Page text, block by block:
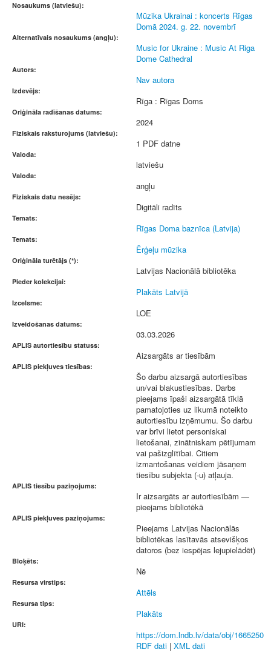
Nosaukums (latviešu):
Mūzika Ukrainai : koncerts Rīgas
Domā 2024. g. 22. novembrī
Alternatīvais nosaukums (angļu):
Music for Ukraine : Music At Riga
Dome Cathedral
Autors:
Nav autora
Izdevējs:
Rīga : Rīgas Doms
Oriģināla radīšanas datums:
2024
Fiziskais raksturojums (latviešu):
1 PDF datne
Valoda:
latviešu
Valoda:
angļu
Fiziskais datu nesējs:
Digitāli radīts
Temats:
Rīgas Doma baznīca (Latvija)
Temats:
Ērģeļu mūzika
Oriģināla turētājs (*):
Latvijas Nacionālā bibliotēka
Pieder kolekcijai:
Plakāts Latvijā
Izcelsme:
LOE
Izveidošanas datums:
03.03.2026
APLIS autortiesību statuss:
Aizsargāts ar tiesībām
APLIS piekļuves tiesības:
Šo darbu aizsargā autortiesības
un/vai blakustiesības. Darbs
pieejams īpaši aizsargātā tīklā
pamatojoties uz likumā noteikto
autortiesību izņēmumu. Šo darbu
var brīvi lietot personiskai
lietošanai, zinātniskam pētījumam
vai pašizglītībai. Citiem
izmantošanas veidiem jāsaņem
tiesību subjekta (-u) atļauja.
APLIS tiesību paziņojums:
Ir aizsargāts ar autortiesībām —
pieejams bibliotēkā
APLIS piekļuves paziņojums:
Pieejams Latvijas Nacionālās
bibliotēkas lasītavās atsevišķos
datoros (bez iespējas lejupielādēt)
Bloķēts:
Nē
Resursa virstips:
Attēls
Resursa tips:
Plakāts
URI:
https://dom.lndb.lv/data/obj/1665250
RDF dati | XML dati